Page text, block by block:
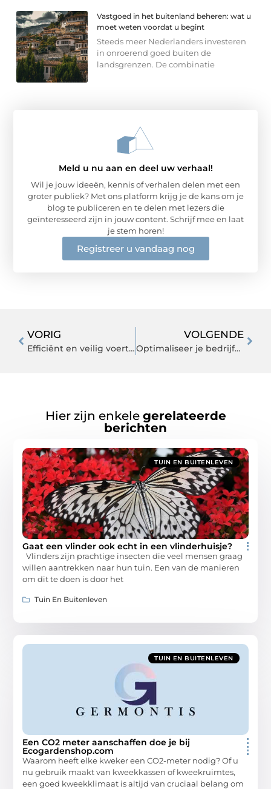
Vastgoed in het buitenland beheren: wat u
moet weten voordat u begint
Steeds meer Nederlanders investeren
in onroerend goed buiten de
landsgrenzen. De combinatie
Meld u nu aan en deel uw verhaal!
Wil je jouw ideeën, kennis of verhalen delen met een
groter publiek? Met ons platform krijg je de kans om je
blog te publiceren en te delen met lezers die
geïnteresseerd zijn in jouw content. Schrijf mee en laat
je stem horen!
Registreer u vandaag nog
VORIG
Efficiënt en veilig voertuigtransport: de voordelen van een autotransporter
VOLGENDE
Optimaliseer je bedrijfsvoering met de juiste infrastructuur
Hier zijn enkele gerelateerde
berichten
TUIN EN BUITENLEVEN
Gaat een vlinder ook echt in een vlinderhuisje?
Vlinders zijn prachtige insecten die veel mensen graag
willen aantrekken naar hun tuin. Een van de manieren
om dit te doen is door het
Tuin En Buitenleven
TUIN EN BUITENLEVEN
Een CO2 meter aanschaffen doe je bij
Ecogardenshop.com
Waarom heeft elke kweker een CO2-meter nodig? Of u
nu gebruik maakt van kweekkassen of kweekruimtes,
een goed kweekklimaat is altijd van cruciaal belang om